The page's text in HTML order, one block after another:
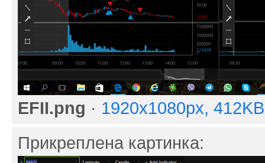
EFII.png · 1920x1080px, 412KB
Прикреплена картинка: